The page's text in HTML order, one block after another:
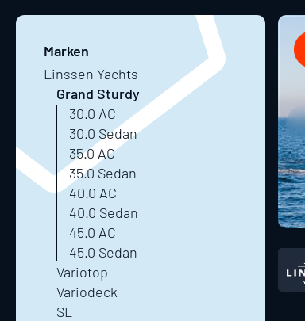
Marken
Linssen Yachts
Grand Sturdy
30.0 AC
30.0 Sedan
35.0 AC
35.0 Sedan
40.0 AC
40.0 Sedan
45.0 AC
45.0 Sedan
Variotop
Variodeck
SL